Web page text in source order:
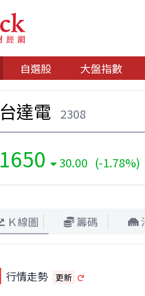
自選股 大盤指數
台達電 2308
1650 30.00 (-1.78%)
Ｋ線圖 籌碼
行情走勢 更新